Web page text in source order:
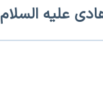
علیه السلام